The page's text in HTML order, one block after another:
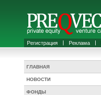
Регистрация Реклама
ГЛАВНАЯ
НОВОСТИ
ФОНДЫ